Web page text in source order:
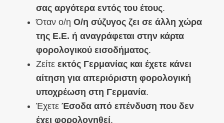
σας αργότερα εντός του έτους.
Όταν ο/η Ο/η σύζυγος ζει σε άλλη χώρα
της Ε.Ε. ή αναγράφεται στην κάρτα
φορολογικού εισοδήματος.
Ζείτε εκτός Γερμανίας και έχετε κάνει
αίτηση για απεριόριστη φορολογική
υποχρέωση στη Γερμανία.
Έχετε Έσοδα από επένδυση που δεν
έχει φορολογηθεί.